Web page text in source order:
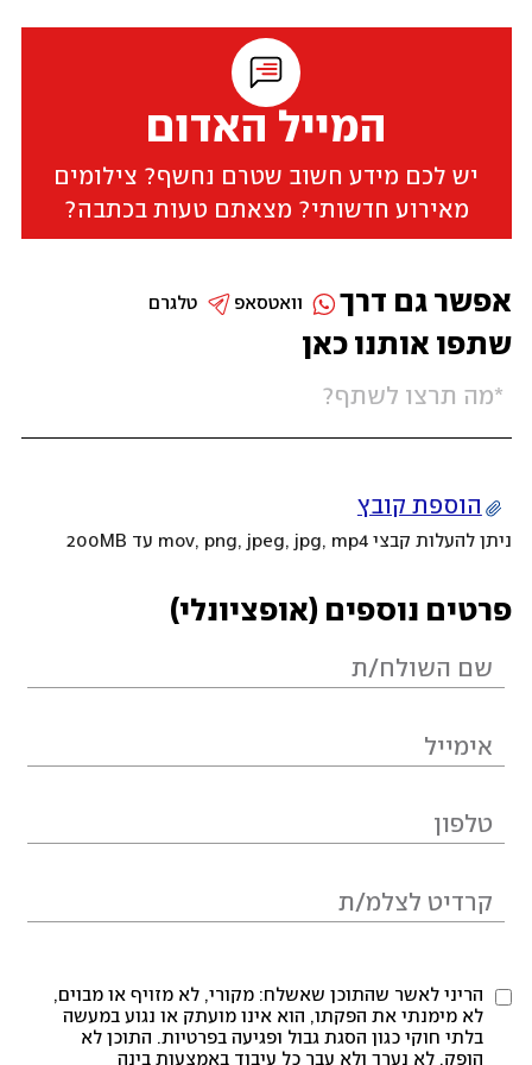
המייל האדום
יש לכם מידע חשוב שטרם נחשף? צילומים
מאירוע חדשותי? מצאתם טעות בכתבה?
שתפו אותנו כאן
הוספת קובץ
ניתן להעלות קבצי mov, png, jpeg, jpg, mp4 עד 200MB
פרטים נוספים (אופציונלי)
הריני לאשר שהתוכן שאשלח: מקורי, לא מזויף או מבוים,
לא מימנתי את הפקתו, הוא אינו מועתק או נגוע במעשה
בלתי חוקי כגון הסגת גבול ופגיעה בפרטיות. התוכן לא
הופק, לא נערך ולא עבר כל עיבוד באמצעות בינה
אפשר גם דרך טלגרם וואטסאפ